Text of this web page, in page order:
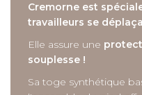
Cremorne est
travailleurs se
Elle assure une
souplesse !
Sa toge synthétique